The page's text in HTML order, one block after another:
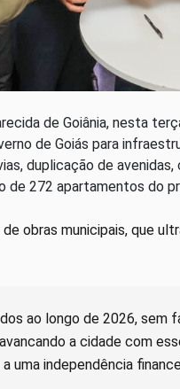
de Goiânia, nesta
de Goiás para
duplicação de
de 272 apartamentos do
obras municipais, que
ao longo de 2026,
a cidade com
uma independência